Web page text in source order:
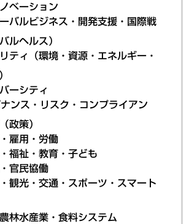
ベーション
バルビジネス・開発支援・国際戦
ルヘルス）
ティ（環境・資源・エネルギー・
ーシティ
ンス・リスク・コンプライアン
政策）
雇用・労働
福祉・教育・子ども
官民協働
観光・交通・スポーツ・スマート
林水産業・食料システム